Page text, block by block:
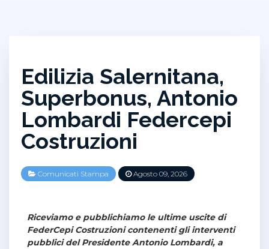
Edilizia Salernitana,
Superbonus, Antonio
Lombardi Federcepi
Costruzioni
Comunicati Stampa Agosto 09, 2026
Riceviamo e pubblichiamo le ultime uscite di
FederCepi Costruzioni contenenti gli interventi
pubblici del Presidente Antonio Lombardi, a